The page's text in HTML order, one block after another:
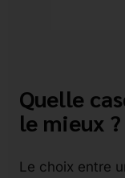
Quelle
le mieux ?
Le choix entre